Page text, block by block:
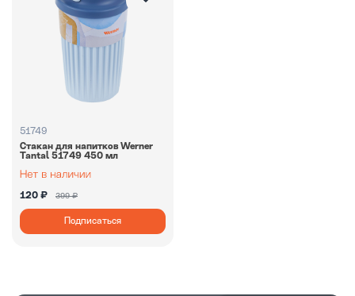
51749
Стакан для напитков Werner
Tantal 51749 450 мл
120 ₽ 399 ₽
Подписаться